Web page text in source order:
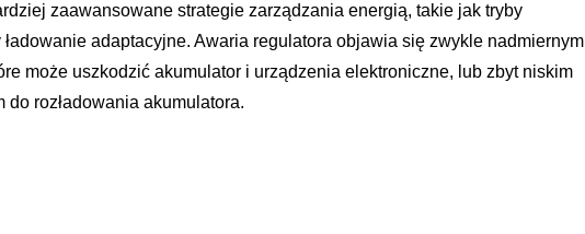
zaawansowane strategie zarządzania energią, takie jak tryby
adaptacyjne. Awaria regulatora objawia się zwykle nadmiernym
może uszkodzić akumulator i urządzenia elektroniczne, lub zbyt niskim
rozładowania akumulatora.